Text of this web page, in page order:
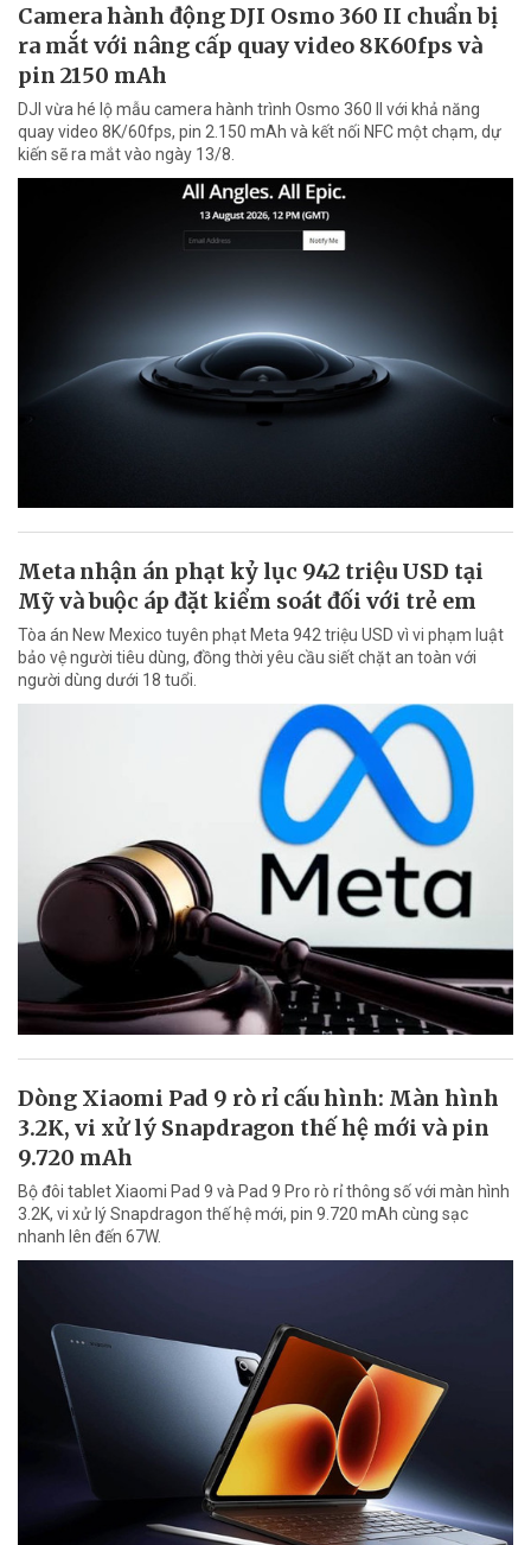
Camera hành động DJI Osmo 360 II chuẩn bị
ra mắt với nâng cấp quay video 8K60fps và
pin 2150 mAh
DJI vừa hé lộ mẫu camera hành trình Osmo 360 II với khả năng
quay video 8K/60fps, pin 2.150 mAh và kết nối NFC một chạm, dự
kiến sẽ ra mắt vào ngày 13/8.
Meta nhận án phạt kỷ lục 942 triệu USD tại
Mỹ và buộc áp đặt kiểm soát đối với trẻ em
Tòa án New Mexico tuyên phạt Meta 942 triệu USD vì vi phạm luật
bảo vệ người tiêu dùng, đồng thời yêu cầu siết chặt an toàn với
người dùng dưới 18 tuổi.
Dòng Xiaomi Pad 9 rò rỉ cấu hình: Màn hình
3.2K, vi xử lý Snapdragon thế hệ mới và pin
9.720 mAh
Bộ đôi tablet Xiaomi Pad 9 và Pad 9 Pro rò rỉ thông số với màn hình
3.2K, vi xử lý Snapdragon thế hệ mới, pin 9.720 mAh cùng sạc
nhanh lên đến 67W.